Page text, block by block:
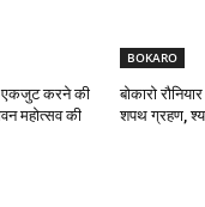
एकजुट करने की
महोत्सव की
BOKARO
बोकारो
शपथ ग्रहण,